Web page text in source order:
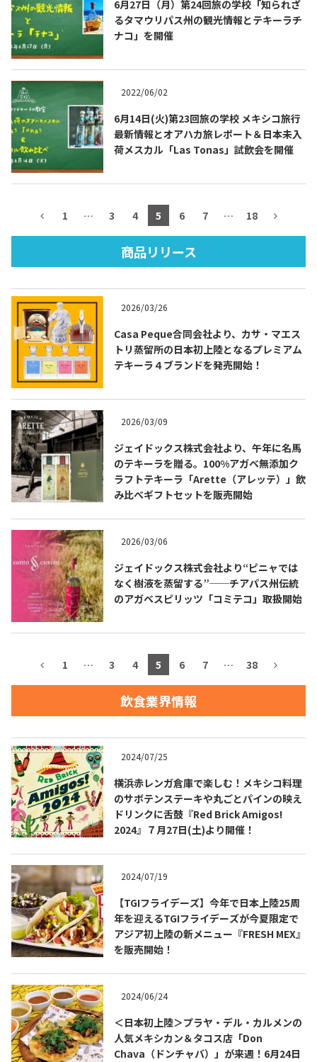
TEQUILA JOURNAL
About テキーラとは
テキーラマーケット
テキーラの飲み方 テキーラマップ
メキシコ料理 メキシコ旅行
メキシコの記念日 トピックス
イベント一覧
テキーラ・メスカルが 飲めるバー
＆レストラン
お問合せ プライバシーポリシー サイトマップ
COPYRIGHT © JUAST All rights reserved.
6月27日（月）第24回旅の学校「知られざ
るタマウリパス州の観光情報とテキーラチ
ナコ」を開催
2022/06/02
6月14日(火)第23回旅の学校 メキシコ旅行
最新情報とオアハカ旅レポート＆日本未入
荷メスカル「Las Tonas」試飲会を開催
1 … 3 4 5 6 7 … 18
商品リリース
2026/03/26
Casa Peque合同会社より、カサ・マエス
トリ蒸留所の日本初上陸となるプレミアム
テキーラ４ブランドを発売開始！
2026/03/09
ジェイドックス株式会社より、午年に名馬
のテキーラを贈る。100%アガベ無添加ク
ラフトテキーラ「Arette（アレッテ）」飲
み比べギフトセットを販売開始
2026/03/06
ジェイドックス株式会社より“ピニャでは
なく樹液を蒸留する”──チアパス州伝統
のアガベスピリッツ「コミテコ」取扱開始
1 … 3 4 5 6 7 … 38
飲食業界情報
2024/07/25
横浜赤レンガ倉庫で楽しむ！メキシコ料理
のサボテンステーキや丸ごとパインの映え
ドリンクに舌鼓『Red Brick Amigos!
2024』７月27日(土)より開催！
2024/07/19
【TGIフライデーズ】今年で日本上陸25周
年を迎えるTGIフライデーズが今夏限定で
アジア初上陸の新メニュー『FRESH MEX』
を販売開始！
2024/06/24
＜日本初上陸＞プラヤ・デル・カルメンの
人気メキシカン＆タコス店「Don
Chava（ドンチャバ）」が来週！6月24日